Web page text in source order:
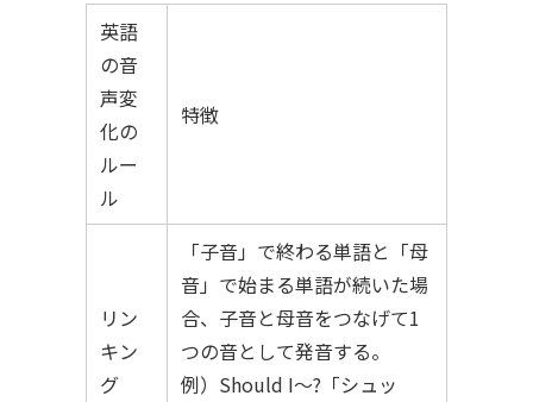
英語
の音
声変
化の
ルー
ル
特徴
リン
キン
グ
「子音」で終わる単語と「母
音」で始まる単語が続いた場
合、子音と母音をつなげて1
つの音として発音する。
例）Should I〜?「シュッ